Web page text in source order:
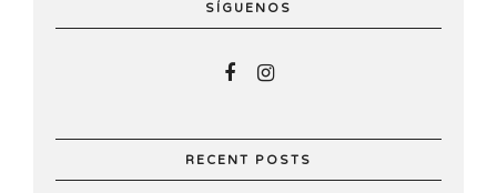
SÍGUENOS
RECENT POSTS